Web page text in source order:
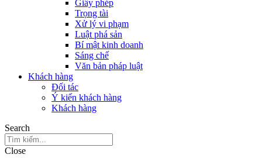
Giấy phép
Trọng tài
Xử lý vi phạm
Luật phá sản
Bí mật kinh doanh
Sáng chế
Văn bản pháp luật
Khách hàng
Đối tác
Ý kiến khách hàng
Khách hàng
Search
Close